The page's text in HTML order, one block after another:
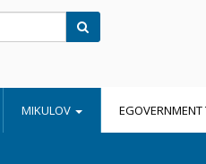
MIKULOV EGOVERNMENT